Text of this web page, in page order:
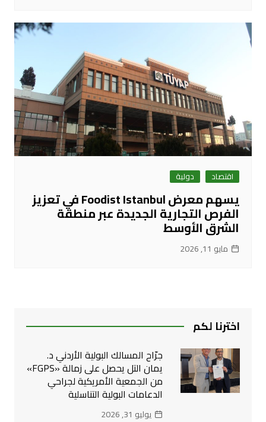
اقتصاد دولية
يسهم معرض Foodist Istanbul في تعزيز
الفرص التجارية الجديدة عبر منطقة
الشرق الأوسط
مايو 11, 2026
اخترنا لكم
جرّاح المسالك البولية الأردني د.
يمان التل يحصل على زمالة «FGPS»
من الجمعية الأمريكية لجراحي
الدعامات البولية التناسلية
يوليو 31, 2026